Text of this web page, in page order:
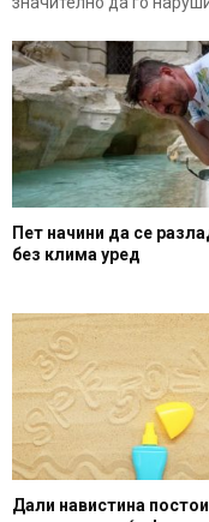
Пет начини да се
без клима уред
Дали навистина постои